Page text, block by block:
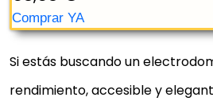
Si estás buscando un
rendimiento, accesible y